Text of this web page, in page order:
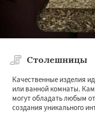
Столешницы
Качественные изделия
или ванной комнаты.
могут обладать любым
создания уникального